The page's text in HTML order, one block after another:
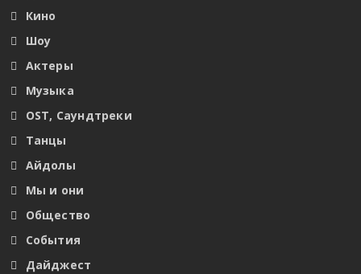
Кино
Шоу
Актеры
Музыка
OST, Саундтреки
Танцы
Айдолы
Мы и они
Общество
События
Дайджест